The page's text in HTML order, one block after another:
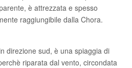
è attrezzata e spesso
raggiungibile dalla Chora.
direzione sud, è una spiaggia di
riparata dal vento, circondata